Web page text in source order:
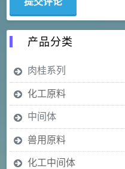
产品分类
肉桂系列
化工原料
中间体
兽用原料
化工中间体